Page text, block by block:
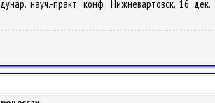
науч.-практ. конф., Нижневартовск, 16 дек.